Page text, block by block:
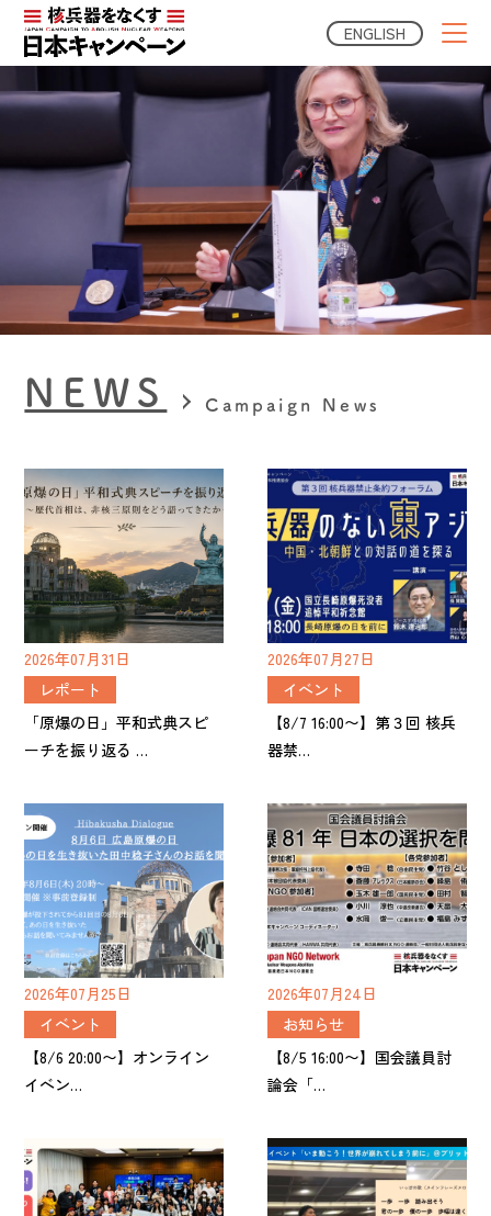
ENGLISH
NEWS Campaign News
2026年07月31日
レポート
「原爆の日」平和式典スピ
ーチを振り返る …
2026年07月27日
イベント
【8/7 16:00〜】第３回 核兵
器禁…
2026年07月25日
イベント
【8/6 20:00〜】オンライン
イベン…
2026年07月24日
お知らせ
【8/5 16:00〜】国会議員討
論会「…